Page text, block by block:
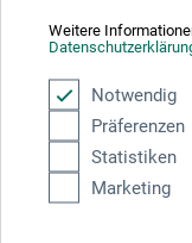
Weitere
Notwendig
Präferenzen
Statistiken
Marketing
Absolut säker
Välj betalningssätt